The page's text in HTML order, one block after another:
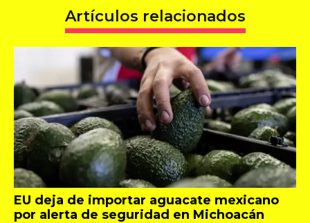
Artículos relacionados
EU deja de importar aguacate mexicano
por alerta de seguridad en Michoacán